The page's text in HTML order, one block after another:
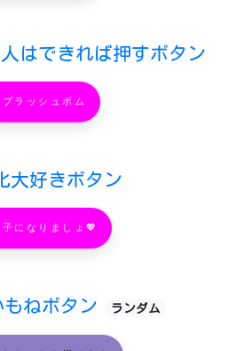
はできれば押すボタン
プラッシュボム
大好きボタン
になりましょ💖
ねボタン ランダム